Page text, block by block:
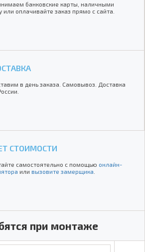
банковские карты, наличными
или оплачивайте заказ прямо с сайта.
в день заказа. Самовывоз. Доставка
СТОИМОСТИ
самостоятельно с помощью онлайн-
или вызовите замерщика
при монтаже